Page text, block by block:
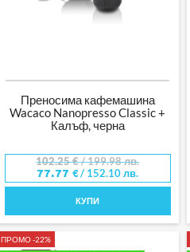
Преносима кафемашина
Wacaco Nanopresso Classic +
Калъф, черна
102.25€/ 199.98 лв.
77.77€/ 152.10 лв.
КУПИ
ПРОМО -22%